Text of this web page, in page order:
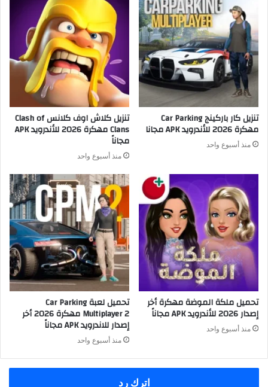
تنزيل كار باركينج Car Parking
مهكرة 2026 للأندرويد APK مجانا
منذ أسبوع واحد
تنزيل كلاش اوف كلانس Clash of
Clans مهكرة 2026 للأندرويد APK
مجاناً
منذ أسبوع واحد
تحميل ملكة الموضة مهكرة أخر
إصدار 2026 للأندرويد APK مجاناً
منذ أسبوع واحد
تحميل لعبة Car Parking
Multiplayer 2 مهكرة 2026 أخر
إصدار للاندرويد APK مجاناً
منذ أسبوع واحد
اترك رد